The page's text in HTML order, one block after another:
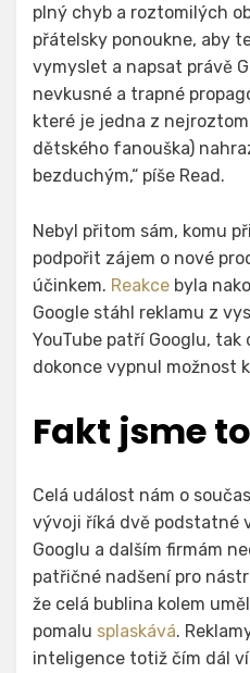
plný chyb a roztomilých
přátelsky ponoukne, aby
vymyslet a napsat právě
nevkusné a trapné
které je jedna z
dětského fanouška)
bezduchým,“ píše Read.
Nebyl přitom sám, komu
podpořit zájem o nové
účinkem. Reakce byla
Google stáhl reklamu z
YouTube patří Googlu, tak
dokonce vypnul možnost
Fakt jsme
Celá událost nám o
vývoji říká dvě podstatné
Googlu a dalším firmám
patřičné nadšení pro
že celá bublina kolem
pomalu splaskává.
inteligence totiž čím dál